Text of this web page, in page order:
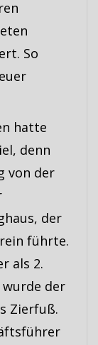
So
hatte
denn
von der
der
führte.
als 2.
der
Zierfuß.